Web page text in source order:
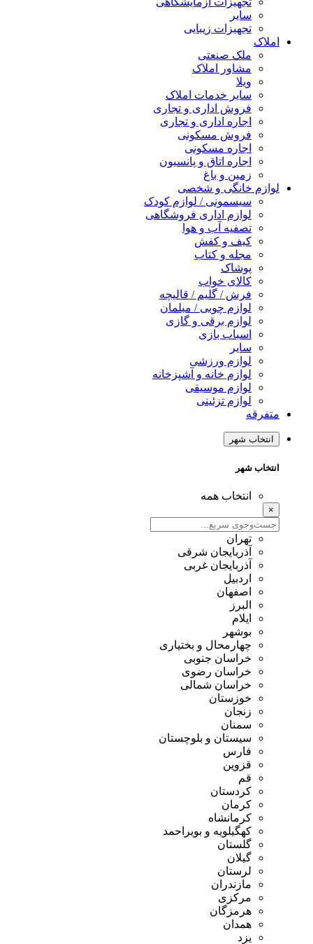
سایر
تجهیزات زیبایی
املاک
ملک صنعتی
مشاور املاک
ویلا
سایر خدمات املاک
فروش اداری و تجاری
اجاره اداری و تجاری
فروش مسکونی
اجاره مسکونی
اجاره اتاق و پانسیون
زمین و باغ
لوازم خانگی و شخصی
سیسمونی / لوازم کودک
لوازم اداری فروشگاهی
تصفیه آب و هوا
کیف و کفش
مجله و کتاب
پوشاک
کالای خواب
فرش / گلیم / قالیچه
لوازم چوبی / مبلمان
لوازم برقی و گازی
اسباب بازی
سایر
لوازم ورزشی
لوازم خانه و آشپزخانه
لوازم موسیقی
لوازم تزئینی
متفرقه
انتخاب شهر
انتخاب شهر
انتخاب همه
×
تهران
آذربایجان شرقی
آذربایجان غربی
اردبیل
اصفهان
البرز
ایلام
بوشهر
چهارمحال و بختیاری
خراسان جنوبی
خراسان رضوی
خراسان شمالی
خوزستان
زنجان
سمنان
سیستان و بلوچستان
فارس
قزوین
قم
کردستان
کرمان
کرمانشاه
کهگیلویه و بویراحمد
گلستان
گیلان
لرستان
مازندران
مرکزی
هرمزگان
همدان
یزد